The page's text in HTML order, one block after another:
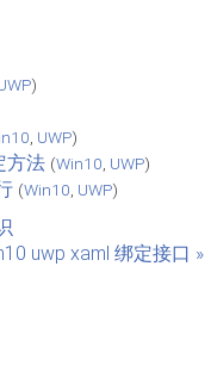
)
UWP)
方法 (Win10 UWP)
(Win10 UWP)
uwp xaml 绑定接口 »